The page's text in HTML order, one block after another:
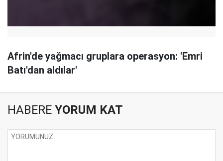
Afrin'de yağmacı gruplara operasyon: 'Emri
Batı'dan aldılar'
HABERE YORUM KAT